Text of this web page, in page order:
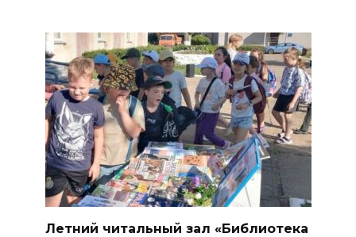
Летний читальный зал «Библиотека